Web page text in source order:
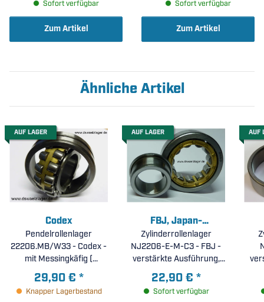
Sofort verfügbar
Zum Artikel
Sofort verfügbar
Zum Artikel
Ähnliche Artikel
AUF LAGER
Codex
Pendelrollenlager
22206.MB/W33 - Codex -
mit Messingkäfig (
30x62x20mm )
29,90 € *
Knapper Lagerbestand
AUF LAGER
FBJ, Japan-
Corporation
Zylinderrollenlager
NJ2206-E-M-C3 - FBJ -
verstärkte Ausführung,
Messingkäfig, erhöhte
radiale Lagerluft C3 (
30x62x20mm )
22,90 € *
Sofort verfügbar
AUF